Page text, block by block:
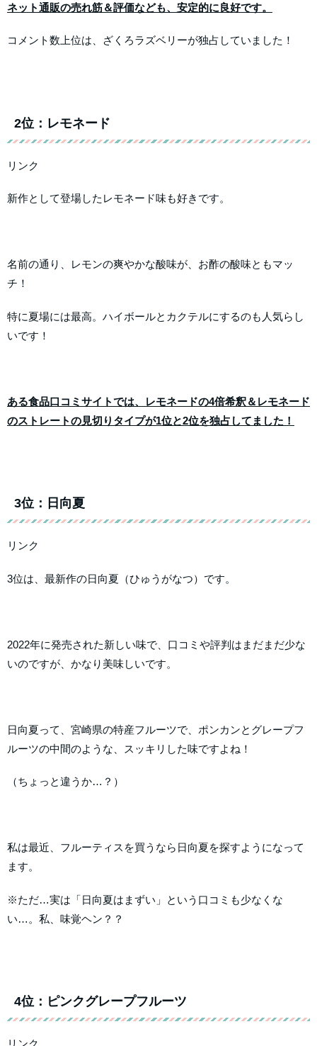
ネット通販の売れ筋＆評価なども、安定的に良好です。
コメント数上位は、ざくろラズベリーが独占していました！
2位：レモネード
リンク
新作として登場したレモネード味も好きです。
名前の通り、レモンの爽やかな酸味が、お酢の酸味ともマッ
チ！
特に夏場には最高。ハイボールとカクテルにするのも人気らし
いです！
ある食品口コミサイトでは、レモネードの4倍希釈＆レモネード
のストレートの見切りタイプが1位と2位を独占してました！
3位：日向夏
リンク
3位は、最新作の日向夏（ひゅうがなつ）です。
2022年に発売された新しい味で、口コミや評判はまだまだ少な
いのですが、かなり美味しいです。
日向夏って、宮崎県の特産フルーツで、ポンカンとグレープフ
ルーツの中間のような、スッキリした味ですよね！
（ちょっと違うか…？）
私は最近、フルーティスを買うなら日向夏を探すようになって
ます。
※ただ…実は「日向夏はまずい」という口コミも少なくな
い…。私、味覚ヘン？？
4位：ピンクグレープフルーツ
リンク